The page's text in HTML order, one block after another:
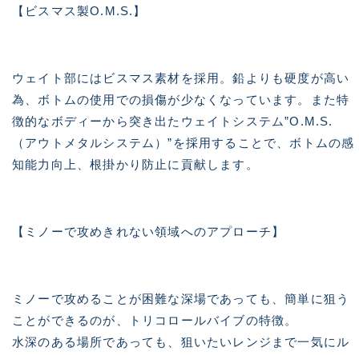
【ビスマス製O.M.S.】
ウェイト部にはビスマス素材を採用。鉛よりも硬度が高い
為、ボトムの使用での損傷が少なくなっています。また特
徴的なボディーから突き出たウェイトシステム”O.M.S.
（アウトメタルシステム）”を採用することで、ボトムの感
知能力向上、根掛かり防止に貢献します。
【ミノーで攻めきれない領域へのアプローチ】
ミノーで攻めることが困難な深場であっても、簡単に狙う
ことができるのが、トリコロールバイブの特徴。
水深のある場所であっても、狙いたいレンジまで一気にル